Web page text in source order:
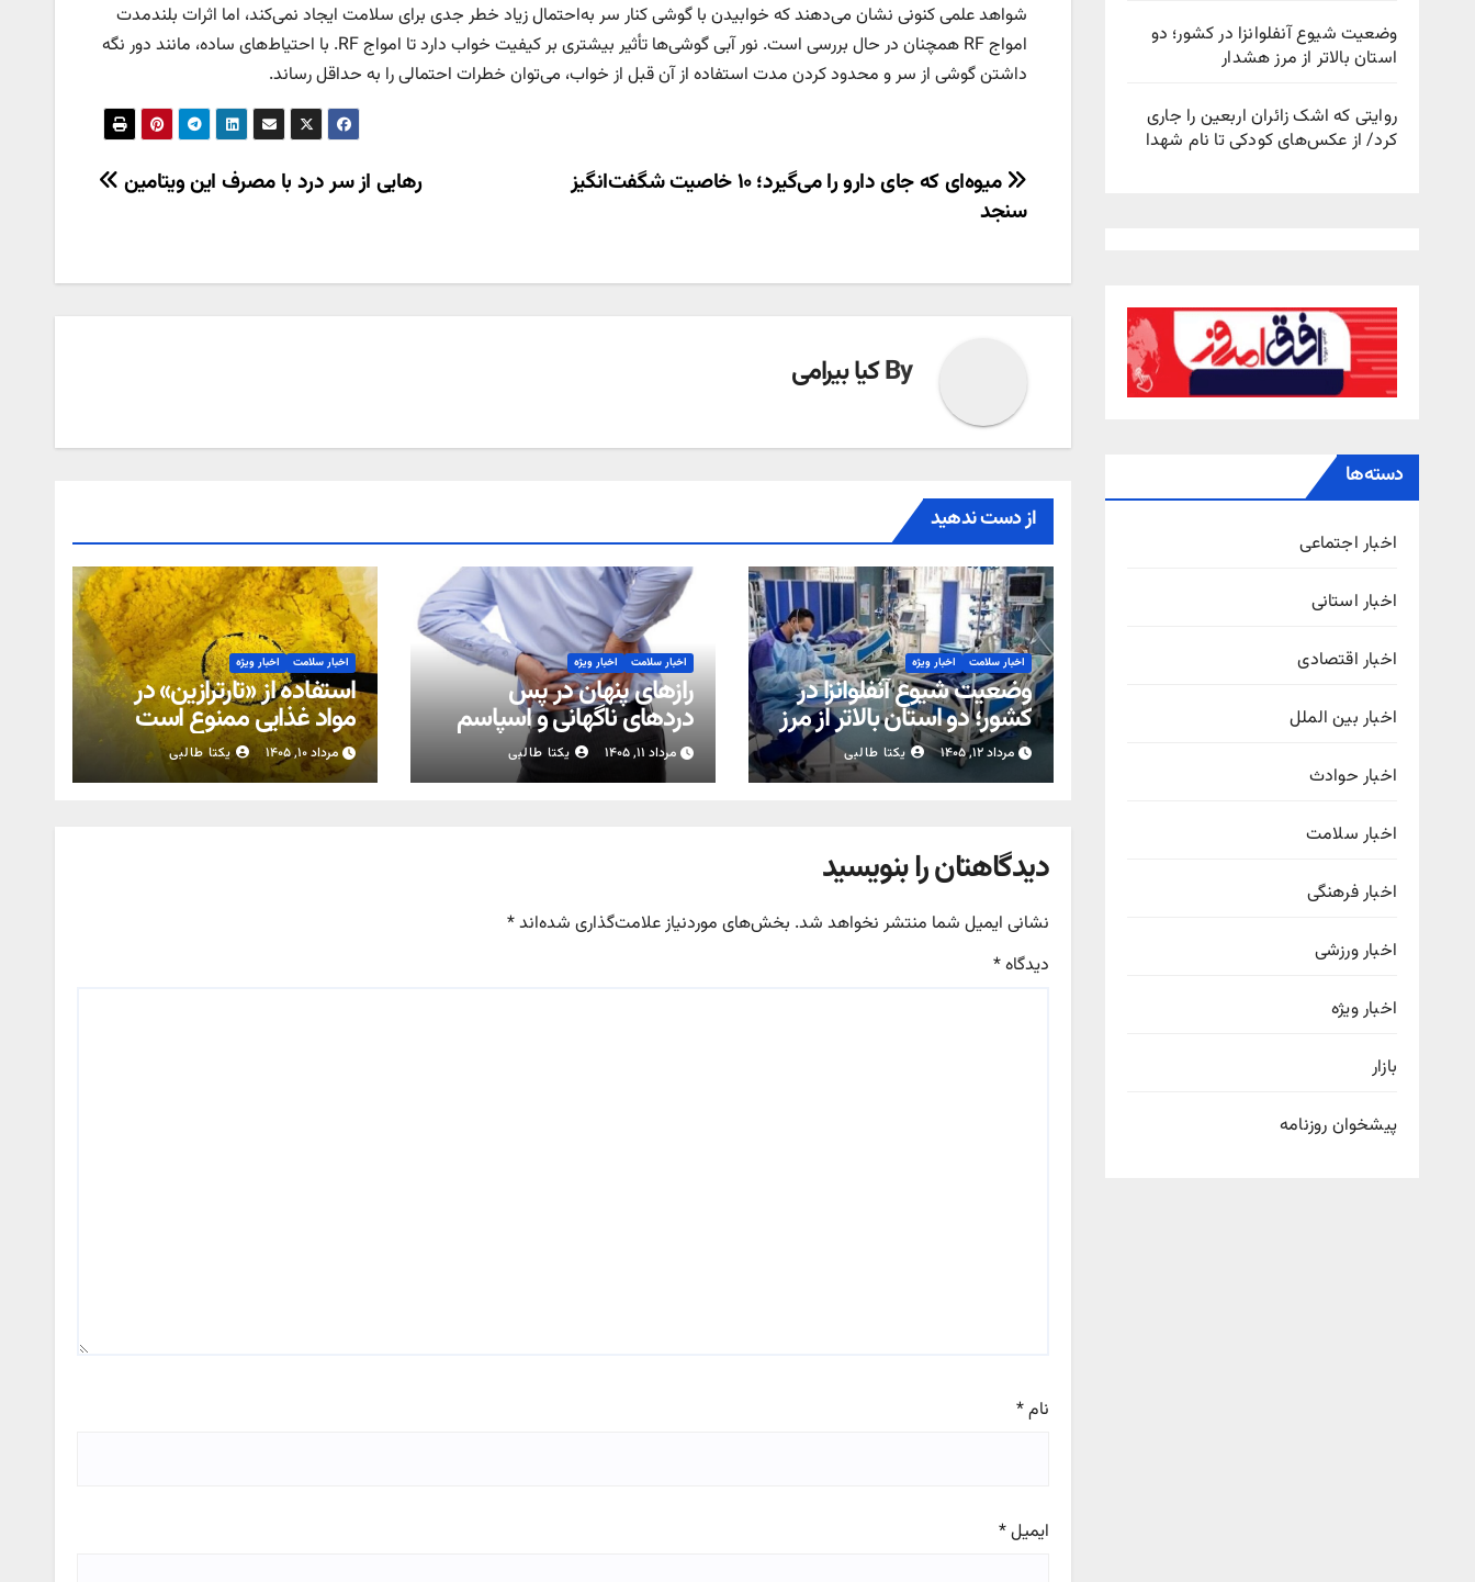
وضعیت شیوع آنفلوانزا در کشور؛ دو
استان بالاتر از مرز هشدار
روایتی که اشک زائران اربعین را جاری
کرد/ از عکس‌های کودکی تا نام شهدا
دسته‌ها
اخبار اجتماعی
اخبار استانی
اخبار اقتصادی
اخبار بین الملل
اخبار حوادث
اخبار سلامت
اخبار فرهنگی
اخبار ورزشی
اخبار ویژه
بازار
پیشخوان روزنامه
شواهد علمی کنونی نشان می‌دهند که خوابیدن با گوشی کنار سر به‌احتمال زیاد خطر جدی برای سلامت ایجاد نمی‌کند، اما اثرات بلندمدت
امواج RF همچنان در حال بررسی است. نور آبی گوشی‌ها تأثیر بیشتری بر کیفیت خواب دارد تا امواج RF. با احتیاط‌های ساده، مانند دور نگه
داشتن گوشی از سر و محدود کردن مدت استفاده از آن قبل از خواب، می‌توان خطرات احتمالی را به حداقل رساند.
راهبری
نوشته
رهایی از سر درد با مصرف این ویتامین
میوه‌ای که جای دارو را می‌گیرد؛ ۱۰ خاصیت شگفت‌انگیز
سنجد
Byکیا بیرامی
از دست ندهید
اخبار سلامت اخبار ویژه
وضعیت شیوع آنفلوانزا در
کشور؛ دو استان بالاتر از مرز
هشدار
مرداد ۱۲, ۱۴۰۵ یکتا طالبی
اخبار سلامت اخبار ویژه
رازهای پنهان در پس
دردهای ناگهانی و اسپاسم
عضلانی
مرداد ۱۱, ۱۴۰۵ یکتا طالبی
اخبار سلامت اخبار ویژه
استفاده از «تارترازین» در
مواد غذایی ممنوع است
مرداد ۱۰, ۱۴۰۵ یکتا طالبی
دیدگاهتان را بنویسید
نشانی ایمیل شما منتشر نخواهد شد. بخش‌های موردنیاز علامت‌گذاری شده‌اند*
دیدگاه*
نام*
ایمیل*